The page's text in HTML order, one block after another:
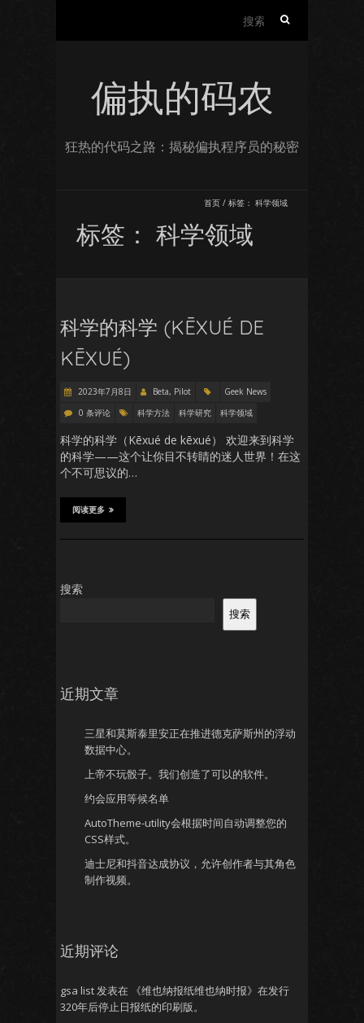
偏执的码农
狂热的代码之路：揭秘偏执程序员的秘密
首页 / 标签： 科学领域
标签： 科学领域
科学的科学 (KĒXUÉ DE
KĒXUÉ)
2023年7月8日 Beta, Pilot
Geek News
0 条评论
科学方法 科学研究 科学领域
科学的科学（Kēxué de kēxué） 欢迎来到科学
的科学——这个让你目不转睛的迷人世界！在这
个不可思议的…
阅读更多
搜索
搜索
近期文章
三星和莫斯泰里安正在推进德克萨斯州的浮动
数据中心。
上帝不玩骰子。我们创造了可以的软件。
约会应用等候名单
AutoTheme-utility会根据时间自动调整您的
CSS样式。
迪士尼和抖音达成协议，允许创作者与其角色
制作视频。
近期评论
gsa list发表在
《维也纳报纸维也纳时报》在发行
320年后停止日报纸的印刷版。